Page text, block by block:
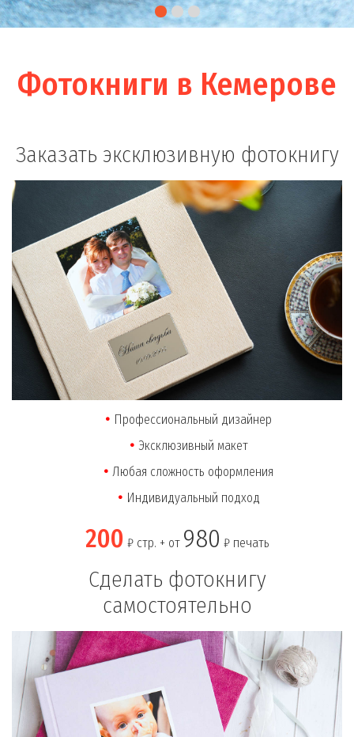
Фотокниги в Кемерове
Заказать эксклюзивную фотокнигу
Профессиональный дизайнер
Эксклюзивный макет
Любая сложность оформления
Индивидуальный подход
200 ₽ стр. + от 980 ₽ печать
Сделать фотокнигу
самостоятельно